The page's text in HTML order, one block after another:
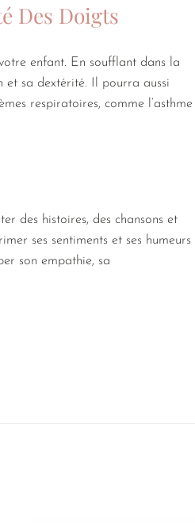
Des Doigts
enfant. En soufflant dans la
et sa dextérité. Il pourra aussi
respiratoires, comme l’asthme
des histoires, des chansons et
ses sentiments et ses humeurs
son empathie, sa